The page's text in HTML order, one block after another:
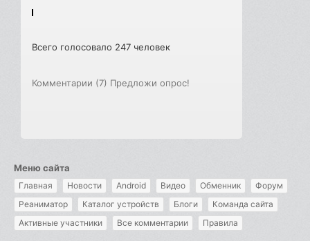
Всего голосовало 247 человек
Комментарии (7) Предложи опрос!
Меню сайта
Главная Новости Android Видео Обменник
Форум
Реаниматор
Каталог устройств Блоги
Команда сайта
Активные участники
Все комментарии Правила